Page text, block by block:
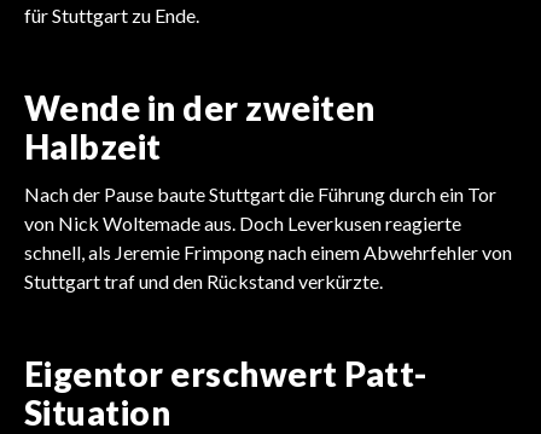
für Stuttgart zu Ende.
Wende in der zweiten
Halbzeit
Nach der Pause baute Stuttgart die Führung durch ein Tor
von Nick Woltemade aus. Doch Leverkusen reagierte
schnell, als Jeremie Frimpong nach einem Abwehrfehler von
Stuttgart traf und den Rückstand verkürzte.
Eigentor erschwert Patt-
Situation